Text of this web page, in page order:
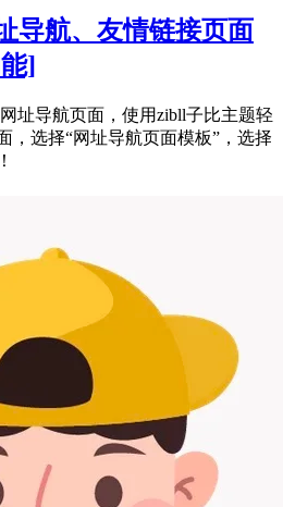
导航、友情链接页面
]
址导航页面，使用zibll子比主题轻
，选择“网址导航页面模板”，选择